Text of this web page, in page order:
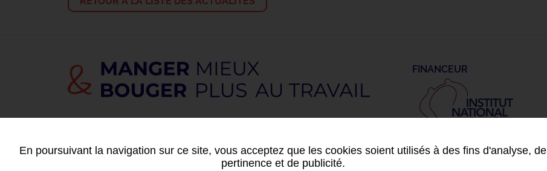
En poursuivant la navigation sur ce site, vous acceptez que les cookies soient utilisés à des fins d'analyse, de
pertinence et de publicité.
FINANCEUR